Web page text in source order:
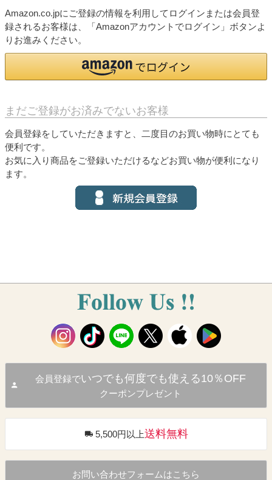
Amazon.co.jpにご登録の情報を利用してログインまたは会員登
録されるお客様は、「Amazonアカウントでログイン」ボタンよ
りお進みください。
まだご登録がお済みでないお客様
会員登録をしていただきますと、二度目のお買い物時にとても
便利です。
お気に入り商品をご登録いただけるなどお買い物が便利になり
ます。
会員登録でいつでも何度でも使える10％OFF
クーポンプレゼント
5,500円以上送料無料
お問い合わせフォームはこちら